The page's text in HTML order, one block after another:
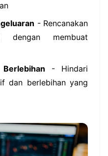
- Rencanakan
dengan membuat
- Hindari
dan berlebihan yang